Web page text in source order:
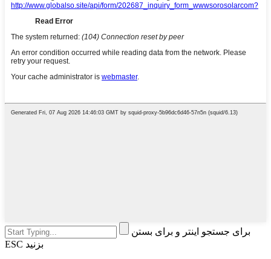
برای جستجو اینتر و برای بستن
ESC بزنید